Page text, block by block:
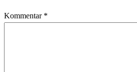
Kommentar *